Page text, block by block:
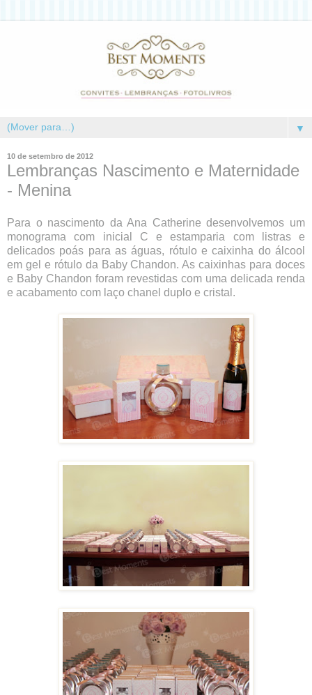
▼
10 de setembro de 2012
Lembranças Nascimento e Maternidade
- Menina
Para o nascimento da Ana Catherine desenvolvemos um
monograma com inicial C e estamparia com listras e
delicados poás para as águas, rótulo e caixinha do álcool
em gel e rótulo da Baby Chandon. As caixinhas para doces
e Baby Chandon foram revestidas com uma delicada renda
e acabamento com laço chanel duplo e cristal.